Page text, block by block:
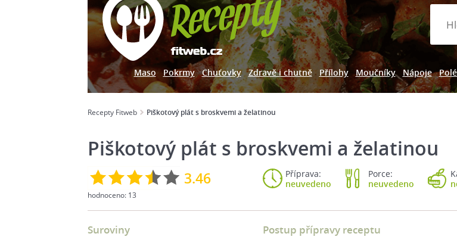
Maso Pokrmy Chuťovky Zdravě i chutně Přílohy Moučníky Nápoje
Recepty Fitweb Piškotový plát s broskvemi a želatinou
Piškotový plát s broskvemi a želatinou
3.46
hodnoceno: 13
Příprava:
neuvedeno
Porce:
neuvedeno
Suroviny Postup přípravy receptu